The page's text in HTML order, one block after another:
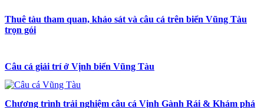
Thuê tàu tham quan, khảo sát và câu cá trên biển Vũng Tàu
trọn gói
Câu cá giải trí ở Vịnh biển Vũng Tàu
Chương trình trải nghiệm câu cá Vịnh Gành Rái & Khám phá